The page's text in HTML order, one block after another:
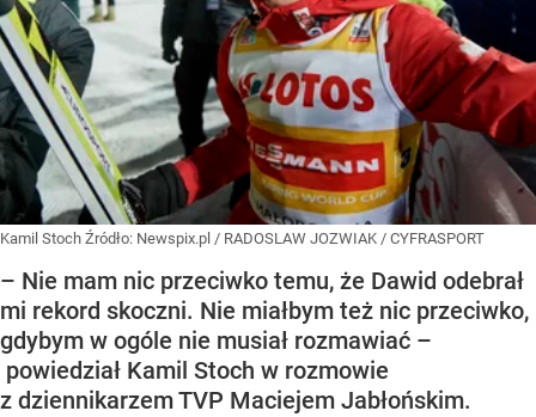
Kamil Stoch Źródło: Newspix.pl / RADOSLAW JOZWIAK / CYFRASPORT
– Nie mam nic przeciwko temu, że Dawid odebrał
mi rekord skoczni. Nie miałbym też nic przeciwko,
gdybym w ogóle nie musiał rozmawiać –
powiedział Kamil Stoch w rozmowie
z dziennikarzem TVP Maciejem Jabłońskim.